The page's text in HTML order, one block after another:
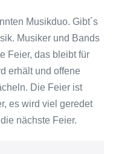
Musikduo. Gibt´s
Musiker und Bands
Feier, das bleibt für
erhält und offene
Die Feier ist
es wird viel geredet
nächste Feier.